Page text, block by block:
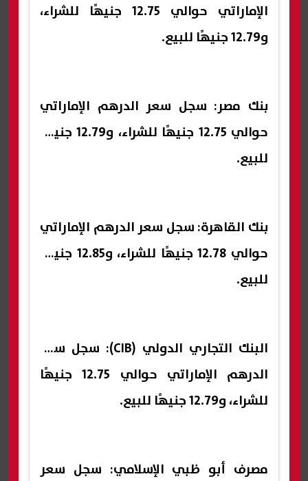
الإماراتي حوالي 12.75 جنيهًا للشراء،
و12.79 جنيهًا للبيع.
بنك مصر: سجل سعر الدرهم الإماراتي
حوالي 12.75 جنيهًا للشراء، و12.79 جنيهًا
للبيع.
بنك القاهرة: سجل سعر الدرهم الإماراتي
حوالي 12.78 جنيهًا للشراء، و12.85 جنيهًا
للبيع.
البنك التجاري الدولي (CIB): سجل سعر
الدرهم الإماراتي حوالي 12.75 جنيهًا
للشراء، و12.79 جنيهًا للبيع.
مصرف أبو ظبي الإسلامي: سجل سعر